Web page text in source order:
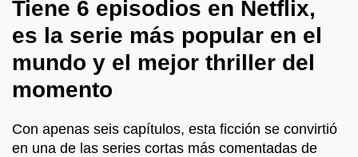
Tiene 6 episodios en Netflix,
es la serie más popular en el
mundo y el mejor thriller del
momento
Con apenas seis capítulos, esta ficción se convirtió
en una de las series cortas más comentadas de